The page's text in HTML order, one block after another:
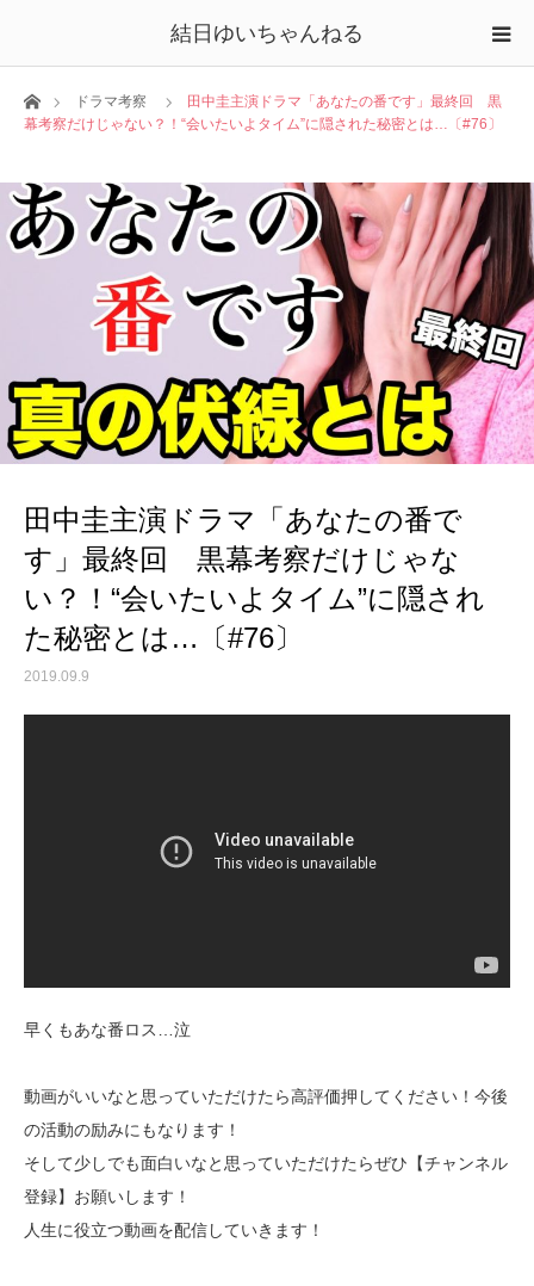
結日ゆいちゃんねる
ホームドラマ考察
田中圭主演ドラマ「あなたの番です」最終回 黒
幕考察だけじゃない？！“会いたいよタイム”に隠された秘密とは…〔#76〕
田中圭主演ドラマ「あなたの番で
す」最終回 黒幕考察だけじゃな
い？！“会いたいよタイム”に隠され
た秘密とは…〔#76〕
2019.09.9
早くもあな番ロス…泣
動画がいいなと思っていただけたら高評価押してください！今後
の活動の励みにもなります！
そして少しでも面白いなと思っていただけたらぜひ【チャンネル
登録】お願いします！
人生に役立つ動画を配信していきます！